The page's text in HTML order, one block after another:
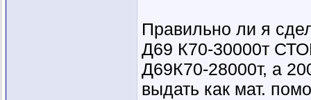
Правильно ли я
Д69 К70-30000т
Д69К70-28000т, а
выдать как мат.